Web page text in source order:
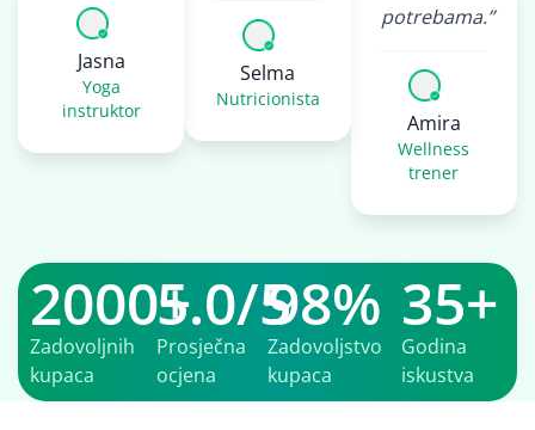
potrebama.”
Amira
Wellness
trener
Selma
Nutricionista
Jasna
Yoga
instruktor
2000+
Zadovoljnih
kupaca
5.0/5
Prosječna
ocjena
98%
Zadovoljstvo
kupaca
35+
Godina
iskustva